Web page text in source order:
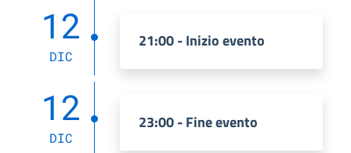
12
DIC
21:00 - Inizio evento
12
DIC
23:00 - Fine evento